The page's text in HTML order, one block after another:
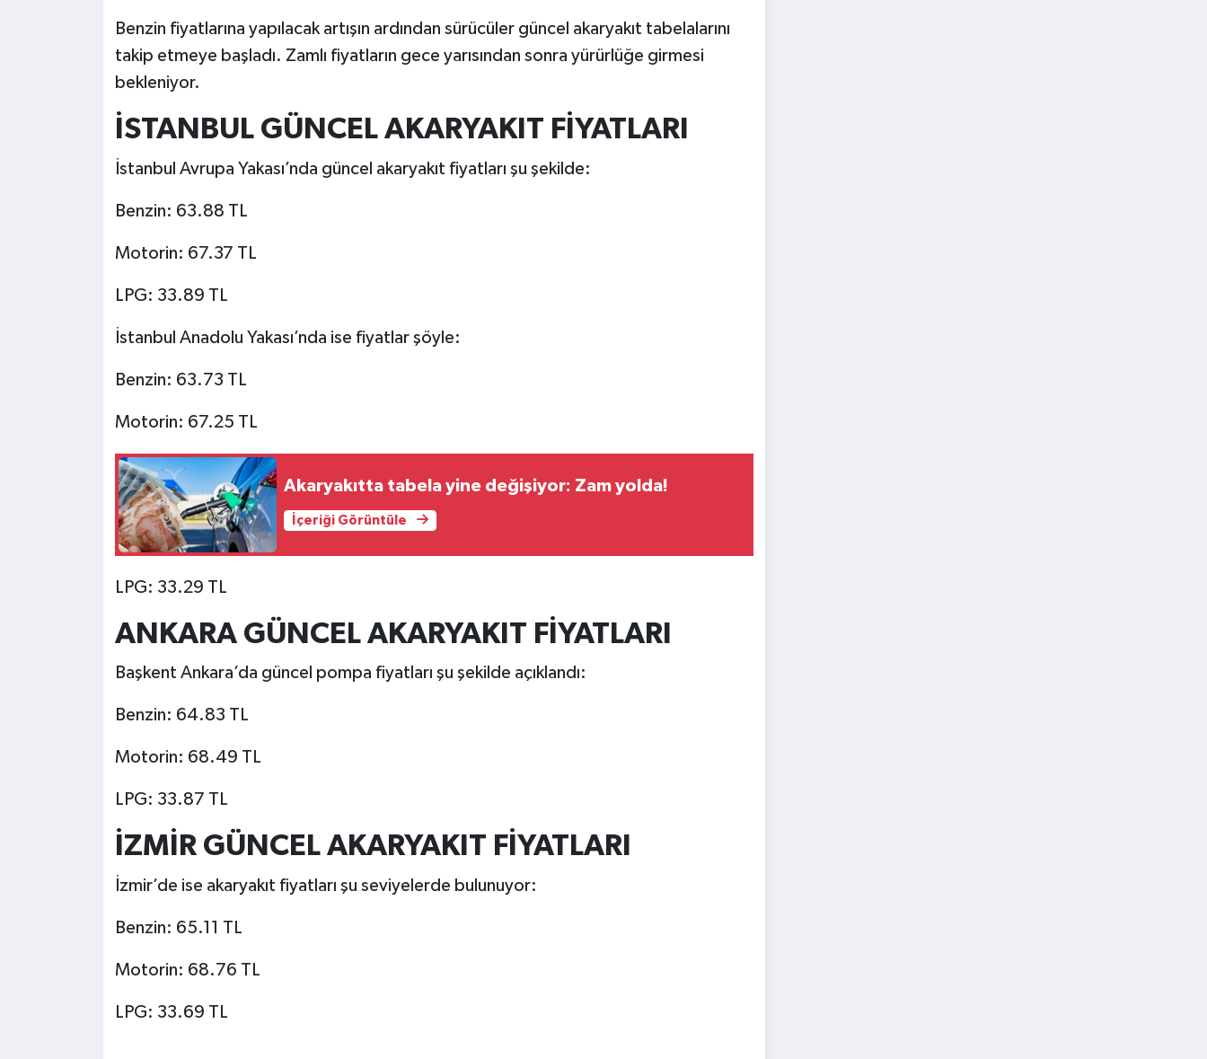
Benzin fiyatlarına yapılacak artışın ardından sürücüler güncel akaryakıt tabelalarını
takip etmeye başladı. Zamlı fiyatların gece yarısından sonra yürürlüğe girmesi
bekleniyor.
İSTANBUL GÜNCEL AKARYAKIT FİYATLARI
İstanbul Avrupa Yakası’nda güncel akaryakıt fiyatları şu şekilde:
Benzin: 63.88 TL
Motorin: 67.37 TL
LPG: 33.89 TL
İstanbul Anadolu Yakası’nda ise fiyatlar şöyle:
Benzin: 63.73 TL
Motorin: 67.25 TL
Akaryakıtta tabela yine değişiyor: Zam yolda!
İçeriği Görüntüle
LPG: 33.29 TL
ANKARA GÜNCEL AKARYAKIT FİYATLARI
Başkent Ankara’da güncel pompa fiyatları şu şekilde açıklandı:
Benzin: 64.83 TL
Motorin: 68.49 TL
LPG: 33.87 TL
İZMİR GÜNCEL AKARYAKIT FİYATLARI
İzmir’de ise akaryakıt fiyatları şu seviyelerde bulunuyor:
Benzin: 65.11 TL
Motorin: 68.76 TL
LPG: 33.69 TL